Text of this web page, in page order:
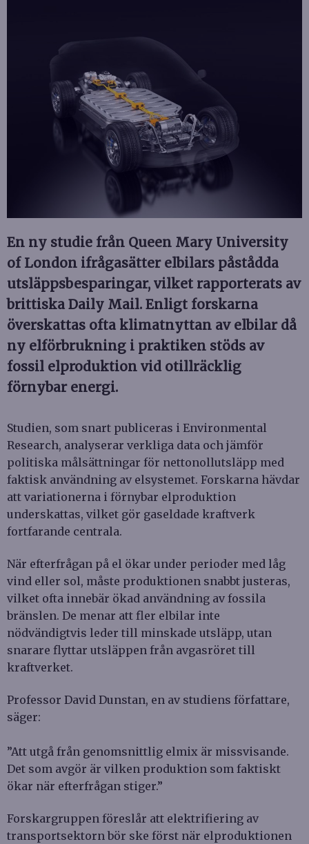
En ny studie från Queen Mary University
of London ifrågasätter elbilars påstådda
utsläppsbesparingar, vilket rapporterats av
brittiska Daily Mail. Enligt forskarna
överskattas ofta klimatnyttan av elbilar då
ny elförbrukning i praktiken stöds av
fossil elproduktion vid otillräcklig
förnybar energi.
Studien, som snart publiceras i Environmental
Research, analyserar verkliga data och jämför
politiska målsättningar för nettonollutsläpp med
faktisk användning av elsystemet. Forskarna hävdar
att variationerna i förnybar elproduktion
underskattas, vilket gör gaseldade kraftverk
fortfarande centrala.
När efterfrågan på el ökar under perioder med låg
vind eller sol, måste produktionen snabbt justeras,
vilket ofta innebär ökad användning av fossila
bränslen. De menar att fler elbilar inte
nödvändigtvis leder till minskade utsläpp, utan
snarare flyttar utsläppen från avgasröret till
kraftverket.
Professor David Dunstan, en av studiens författare,
säger:
”Att utgå från genomsnittlig elmix är missvisande.
Det som avgör är vilken produktion som faktiskt
ökar när efterfrågan stiger.”
Forskargruppen föreslår att elektrifiering av
transportsektorn bör ske först när elproduktionen